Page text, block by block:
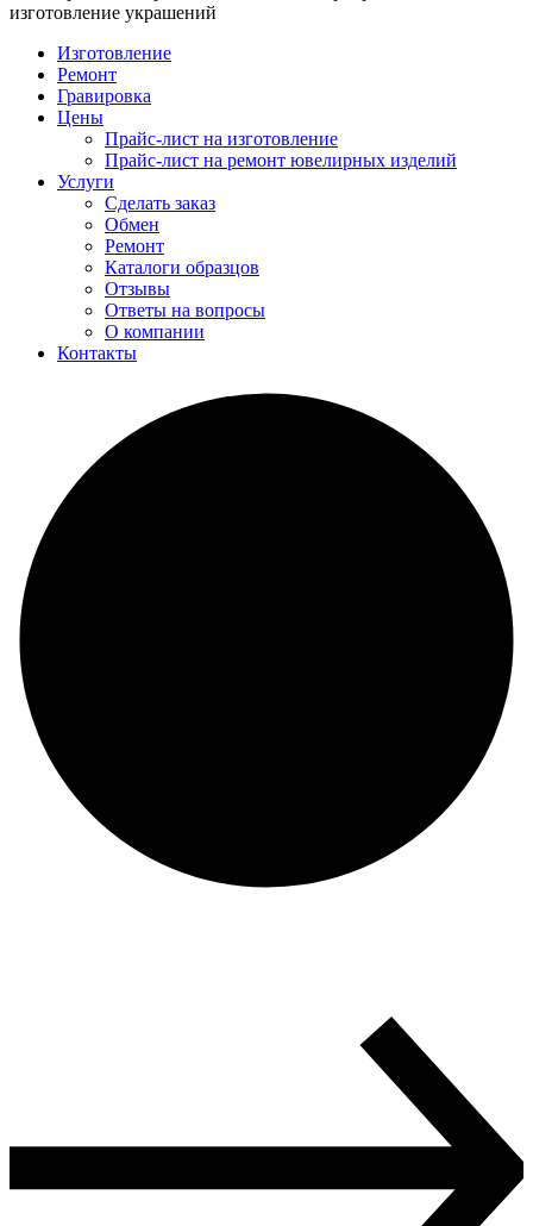
изготовление украшений
Изготовление
Ремонт
Гравировка
Цены
Прайс-лист на изготовление
Прайс-лист на ремонт ювелирных изделий
Услуги
Сделать заказ
Обмен
Ремонт
Каталоги образцов
Отзывы
Ответы на вопросы
О компании
Контакты